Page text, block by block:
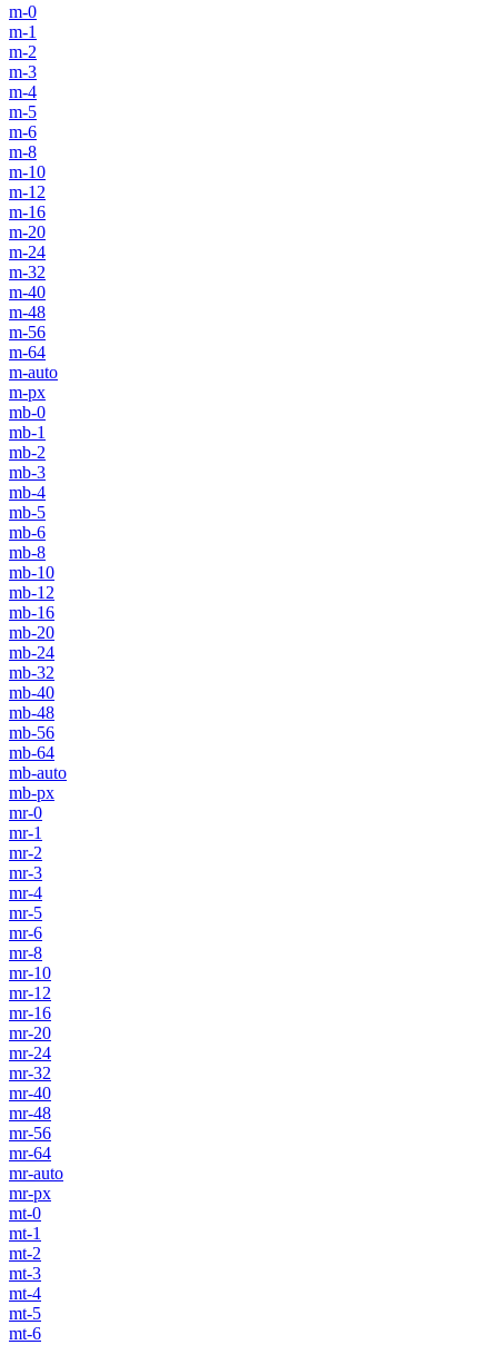
m-0
m-1
m-2
m-3
m-4
m-5
m-6
m-8
m-10
m-12
m-16
m-20
m-24
m-32
m-40
m-48
m-56
m-64
m-auto
m-px
mb-0
mb-1
mb-2
mb-3
mb-4
mb-5
mb-6
mb-8
mb-10
mb-12
mb-16
mb-20
mb-24
mb-32
mb-40
mb-48
mb-56
mb-64
mb-auto
mb-px
mr-0
mr-1
mr-2
mr-3
mr-4
mr-5
mr-6
mr-8
mr-10
mr-12
mr-16
mr-20
mr-24
mr-32
mr-40
mr-48
mr-56
mr-64
mr-auto
mr-px
mt-0
mt-1
mt-2
mt-3
mt-4
mt-5
mt-6